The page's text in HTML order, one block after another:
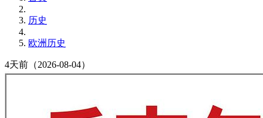
历史
欧洲历史
4天前 （2026-08-04）